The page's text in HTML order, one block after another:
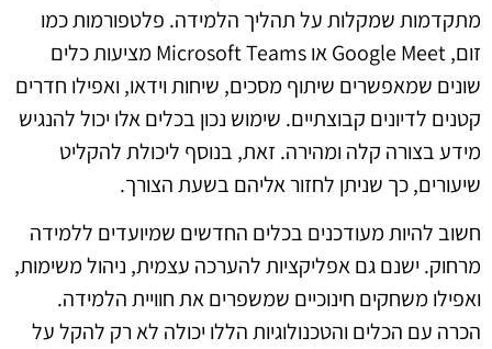
מתקדמות שמקלות על תהליך הלמידה. פלטפורמות כמו
זום, Google Meet או Microsoft Teams מציעות כלים
שונים שמאפשרים שיתוף מסכים, שיחות וידאו, ואפילו חדרים
קטנים לדיונים קבוצתיים. שימוש נכון בכלים אלו יכול להנגיש
מידע בצורה קלה ומהירה. זאת, בנוסף ליכולת להקליט
שיעורים, כך שניתן לחזור אליהם בשעת הצורך.
חשוב להיות מעודכנים בכלים החדשים שמיועדים ללמידה
מרחוק. ישנם גם אפליקציות להערכה עצמית, ניהול משימות,
ואפילו משחקים חינוכיים שמשפרים את חוויית הלמידה.
הכרה עם הכלים והטכנולוגיות הללו יכולה לא רק להקל על